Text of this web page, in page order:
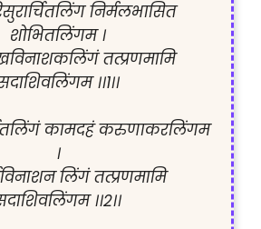
निर्मलभासित
शोभितलिंगम ।
तत्प्रणमामि
।।1।।
कामदहं करुणाकरलिंगम
।
लिंगं तत्प्रणमामि
।।2।।